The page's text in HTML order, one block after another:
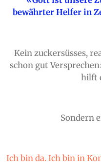
bewährter Helfer in
Kein zuckersüsses,
schon gut
hilft
Sondern
Ich bin da. Ich bin in